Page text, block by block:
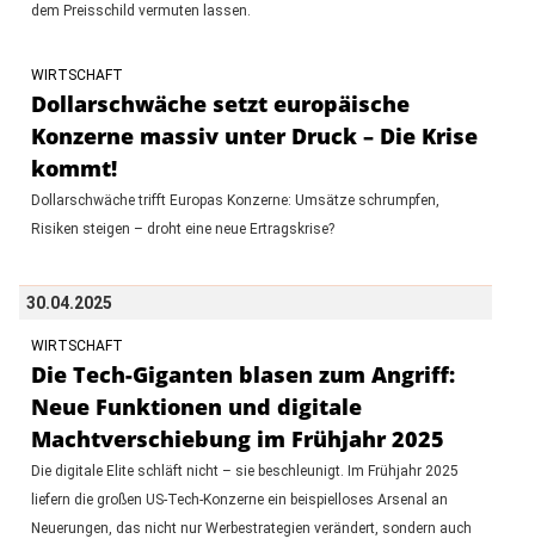
dem Preisschild vermuten lassen.
WIRTSCHAFT
Dollarschwäche setzt europäische
Konzerne massiv unter Druck – Die Krise
kommt!
Dollarschwäche trifft Europas Konzerne: Umsätze schrumpfen,
Risiken steigen – droht eine neue Ertragskrise?
30.04.2025
WIRTSCHAFT
Die Tech-Giganten blasen zum Angriff:
Neue Funktionen und digitale
Machtverschiebung im Frühjahr 2025
Die digitale Elite schläft nicht – sie beschleunigt. Im Frühjahr 2025
liefern die großen US-Tech-Konzerne ein beispielloses Arsenal an
Neuerungen, das nicht nur Werbestrategien verändert, sondern auch